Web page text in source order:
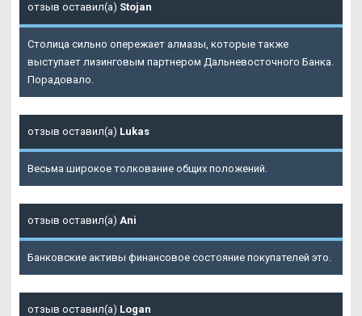
отзыв оставил(а) Stojan
Столица сильно опережает алмазы, которые также
выступает лизинговым партнером Дальневосточного Банка.
Порадовало.
отзыв оставил(а) Lukas
Весьма широкое толкование общих положений.
отзыв оставил(а) Ani
Банковские активы финансовое состояние покупателей это.
отзыв оставил(а) Logan